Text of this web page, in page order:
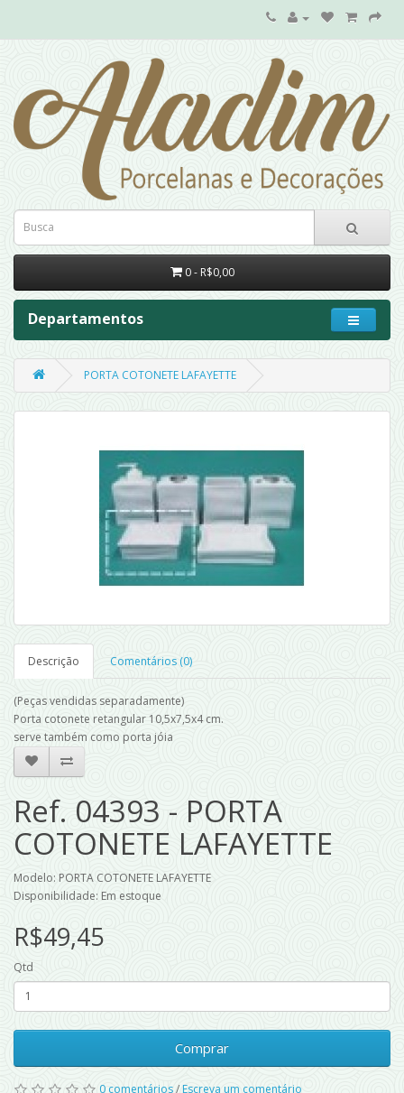
0 - R$0,00
Departamentos
PORTA COTONETE LAFAYETTE
Descrição Comentários (0)
(Peças vendidas separadamente)
Porta cotonete retangular 10,5x7,5x4 cm.
serve também como porta jóia
Ref. 04393 - PORTA
COTONETE LAFAYETTE
Modelo: PORTA COTONETE LAFAYETTE
Disponibilidade: Em estoque
R$49,45
Qtd
Comprar
0 comentários/Escreva um comentário